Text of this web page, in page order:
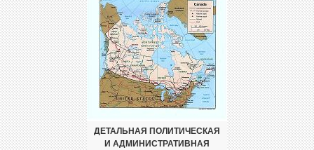
ДЕТАЛЬНАЯ ПОЛИТИЧЕСКАЯ
И АДМИНИСТРАТИВНАЯ